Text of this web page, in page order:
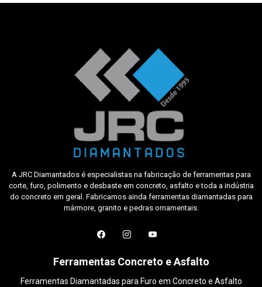
A JRC Diamantados é especialistas na fabricação de ferramentas para
corte, furo, polimento e desbaste em concreto, asfalto e toda a indústria
do concreto em geral. Fabricamos ainda ferramentas diamantadas para
mármore, granito e pedras ornamentais.
Ferramentas Concreto e Asfalto
Ferramentas Diamantadas para Furo em Concreto e Asfalto